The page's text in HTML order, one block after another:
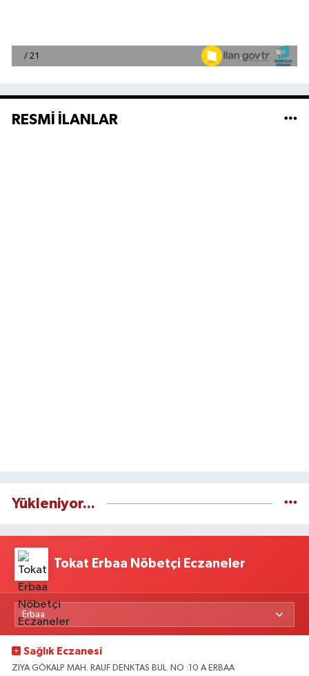
RESMİ İLANLAR
Yükleniyor...
Tokat Erbaa Nöbetçi Eczaneler
Sağlık Eczanesi
ZIYA GÖKALP MAH. RAUF DENKTAS BUL. NO :10 A ERBAA